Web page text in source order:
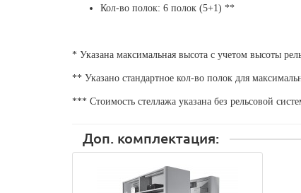
Кол-во полок: 6 полок (5+1) **
* Указана максимальная высота с учетом высоты
** Указано стандартное кол-во полок для
*** Стоимость стеллажа указана без рельсовой
Доп. комплектация: